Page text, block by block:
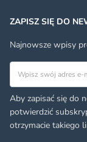
ZAPISZ SIĘ DO
Najnowsze wpisy
Aby zapisać się do
potwierdzić
otrzymacie takiego